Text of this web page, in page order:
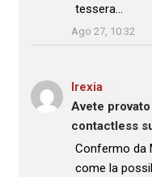
tessera…
Ago 27, 10:32
Irexia
Avete
contactless
: “
Confermo da
come la